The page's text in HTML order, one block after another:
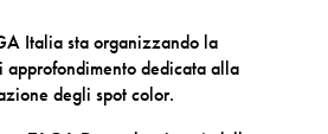
Italia sta organizzando la
approfondimento dedicata alla
degli spot color.